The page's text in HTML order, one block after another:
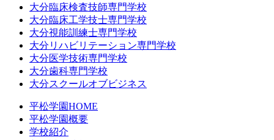
大分臨床検査技師専門学校
大分臨床工学技士専門学校
大分視能訓練士専門学校
大分リハビリテーション専門学校
大分医学技術専門学校
大分歯科専門学校
大分スクールオブビジネス
平松学園HOME
平松学園概要
学校紹介